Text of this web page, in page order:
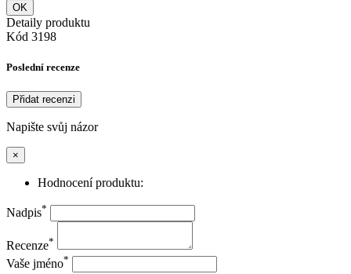
OK
Detaily produktu
Kód 3198
Poslední recenze
Přidat recenzi
Napište svůj názor
×
Hodnocení produktu:
Nadpis*
Recenze*
Vaše jméno*